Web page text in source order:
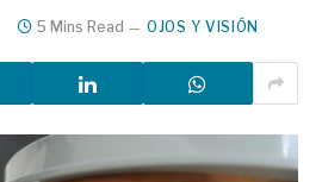
5 Mins Read OJOS Y VISIÓN